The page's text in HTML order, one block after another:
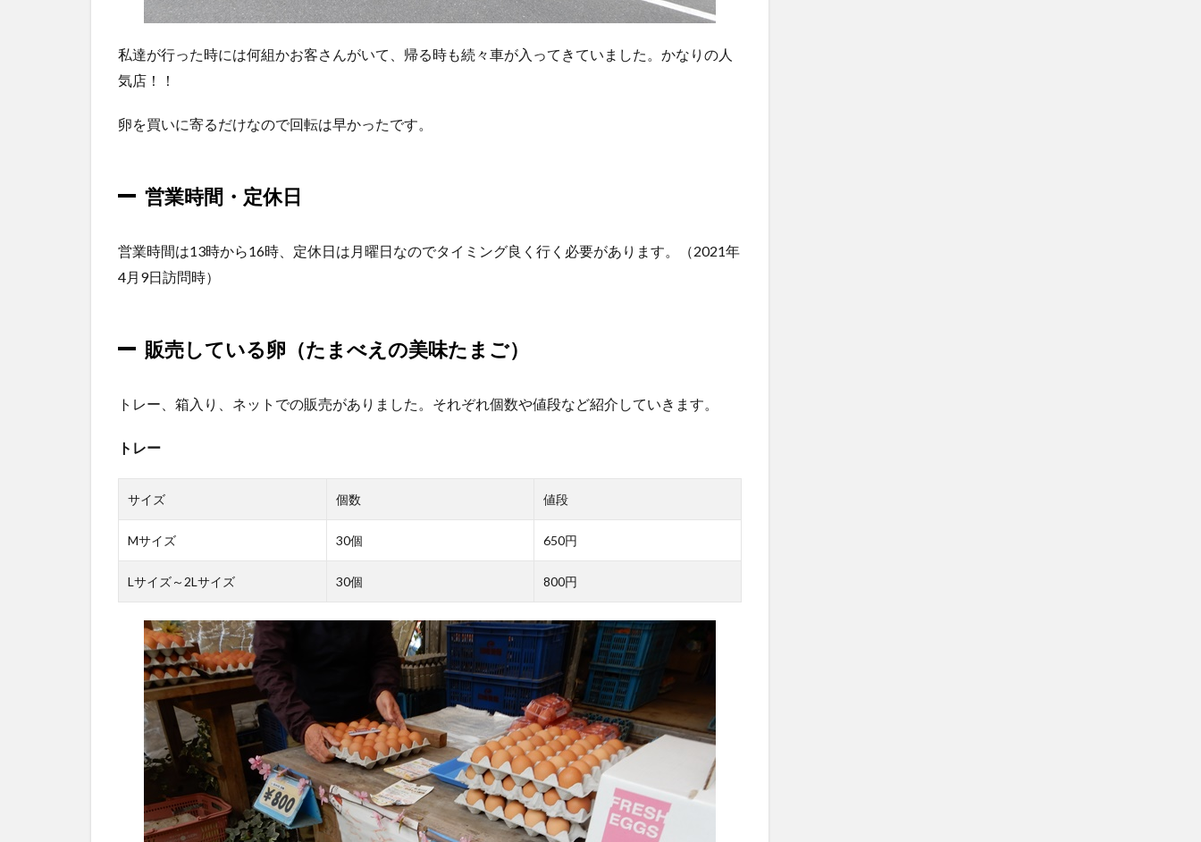
3
ク
セ
私達が行った時には何組かお客さんがいて、帰る時も続々車が入ってきていました。かなりの人
気店！！
卵を買いに寄るだけなので回転は早かったです。
営業時間・定休日
営業時間は13時から16時、定休日は月曜日なのでタイミング良く行く必要があります。（2021年
4月9日訪問時）
販売している卵（たまべえの美味たまご）
トレー、箱入り、ネットでの販売がありました。それぞれ個数や値段など紹介していきます。
トレー
サイズ 個数 値段
Mサイズ 30個 650円
Lサイズ～2Lサイズ 30個 800円